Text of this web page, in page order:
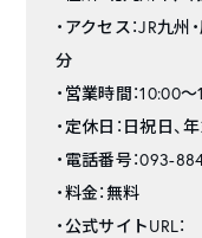
・アクセス：JR九
分
・営業時間：10:00
・定休日：日祝日、
・電話番号：093-
・料金：無料
・公式サイトURL：